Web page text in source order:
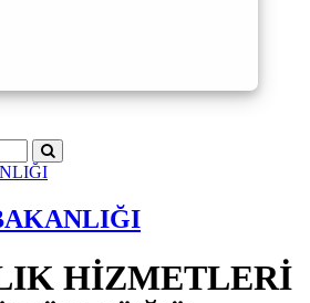
HİZMETLERİ